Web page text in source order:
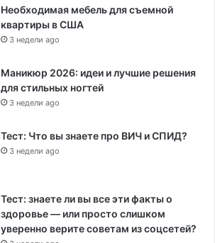
Необходимая мебель для съемной
квартиры в США
3 недели ago
Маникюр 2026: идеи и лучшие решения
для стильных ногтей
3 недели ago
Тест: Что вы знаете про ВИЧ и СПИД?
3 недели ago
Тест: знаете ли вы все эти факты о
здоровье — или просто слишком
уверенно верите советам из соцсетей?